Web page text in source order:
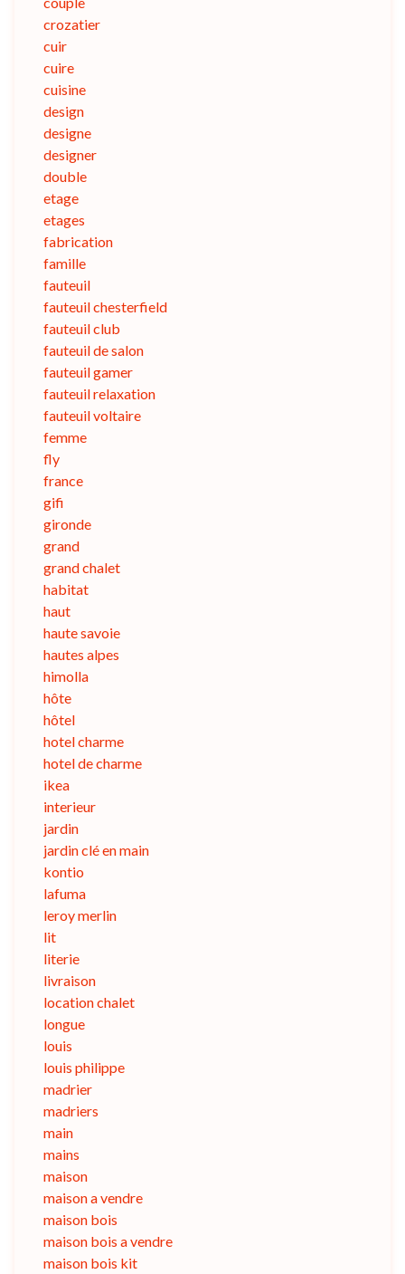
crozatier
cuir
cuire
cuisine
design
designe
designer
double
etage
etages
fabrication
famille
fauteuil
fauteuil chesterfield
fauteuil club
fauteuil de salon
fauteuil gamer
fauteuil relaxation
fauteuil voltaire
femme
fly
france
gifi
gironde
grand
grand chalet
habitat
haut
haute savoie
hautes alpes
himolla
hôte
hôtel
hotel charme
hotel de charme
ikea
interieur
jardin
jardin clé en main
kontio
lafuma
leroy merlin
lit
literie
livraison
location chalet
longue
louis
louis philippe
madrier
madriers
main
mains
maison
maison a vendre
maison bois
maison bois a vendre
maison bois kit